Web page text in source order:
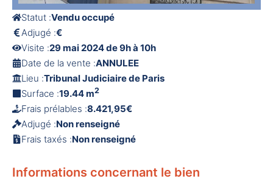
Statut :Vendu occupé
Adjugé :€
Visite :29 mai 2024 de 9h à 10h
Date de la vente :ANNULEE
Lieu :Tribunal Judiciaire de Paris
Surface :19.44 m2
Frais prélables :8.421,95€
Adjugé :Non renseigné
Frais taxés :Non renseigné
Informations concernant le bien